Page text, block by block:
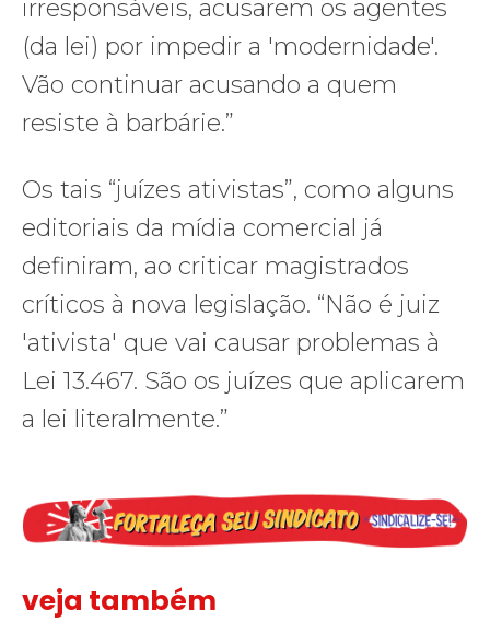
irresponsáveis, acusarem os agentes
(da lei) por impedir a 'modernidade'.
Vão continuar acusando a quem
resiste à barbárie.”
Os tais “juízes ativistas”, como alguns
editoriais da mídia comercial já
definiram, ao criticar magistrados
críticos à nova legislação. “Não é juiz
'ativista' que vai causar problemas à
Lei 13.467. São os juízes que aplicarem
a lei literalmente.”
veja também